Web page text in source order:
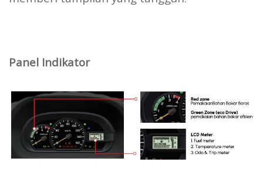
Panel Indikator